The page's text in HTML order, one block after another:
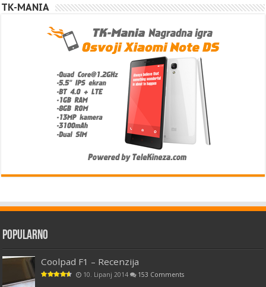
TK-MANIA
Popularno
Coolpad F1 – Recenzija
10. Lipanj 2014 153 Comments